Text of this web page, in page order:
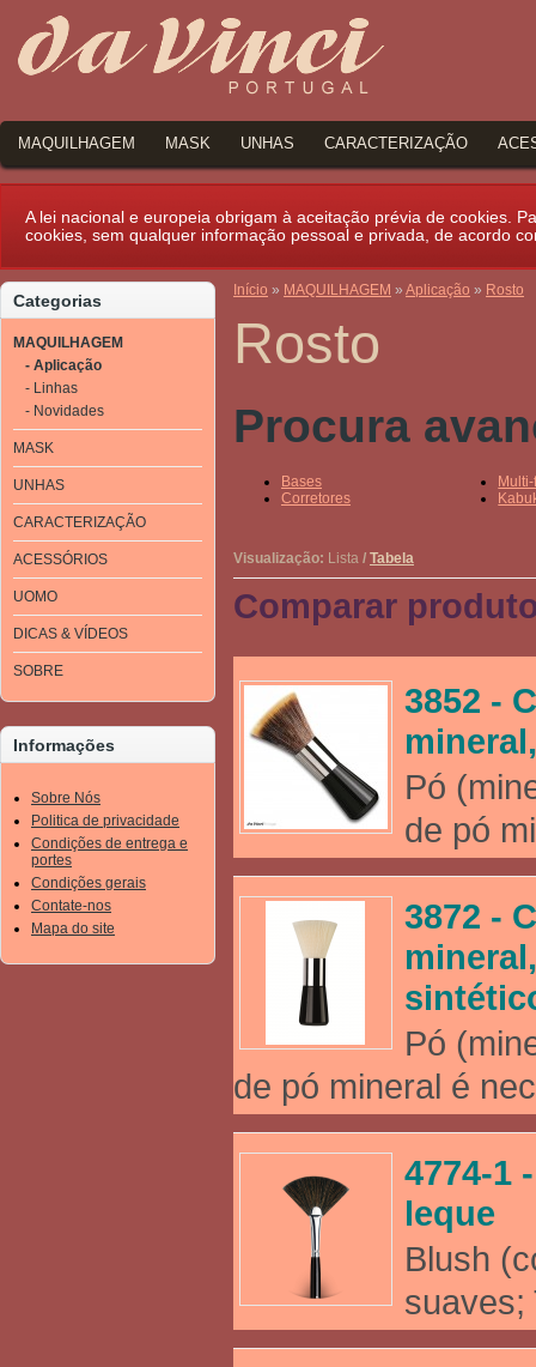
MAQUILHAGEM MASK UNHAS CARACTERIZAÇÃO
A lei nacional e europeia obrigam à aceitação prévia de cookies.
cookies, sem qualquer informação pessoal e privada, de acordo
Categorias
MAQUILHAGEM
- Aplicação
- Linhas
- Novidades
MASK
UNHAS
CARACTERIZAÇÃO
ACESSÓRIOS
UOMO
DICAS & VÍDEOS
SOBRE
Informações
Sobre Nós
Politica de privacidade
Condições de entrega e
portes
Condições gerais
Contate-nos
Mapa do site
Início » MAQUILHAGEM » Aplicação » Rosto
Rosto
Procura
Bases
Corretores
Visualização: Lista / Tabela
Comparar
3852 -
Pó
de pó
3872 -
Pó
de pó mineral é
4774-1
leque
Blush
suaves;